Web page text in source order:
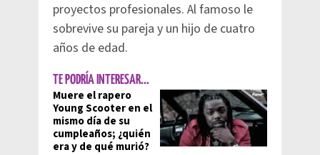
proyectos profesionales. Al famoso le
sobrevive su pareja y un hijo de cuatro
años de edad.
TE PODRÍA INTERESAR...
Muere el rapero
Young Scooter en el
mismo día de su
cumpleaños; ¿quién
era y de qué murió?